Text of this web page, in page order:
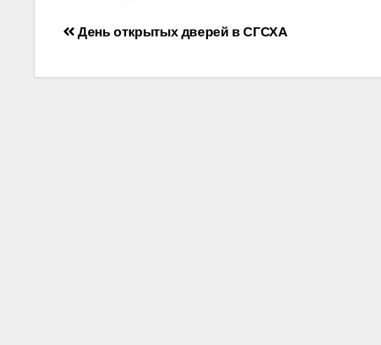
Навигация
День открытых дверей в СГСХА